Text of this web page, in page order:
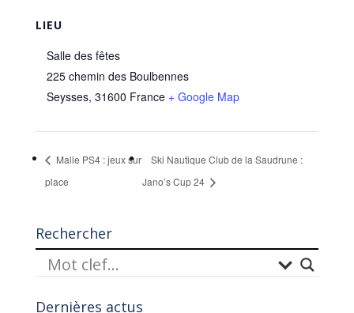
LIEU
Salle des fêtes
225 chemin des Boulbennes
Seysses, 31600 France + Google Map
Malle PS4 : jeux sur
place
Ski Nautique Club de la Saudrune :
Jano’s Cup 24
Rechercher
Dernières actus